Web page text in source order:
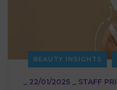
BEAUTY INSIGHTS
_ 22/01/2025 _ STAFF